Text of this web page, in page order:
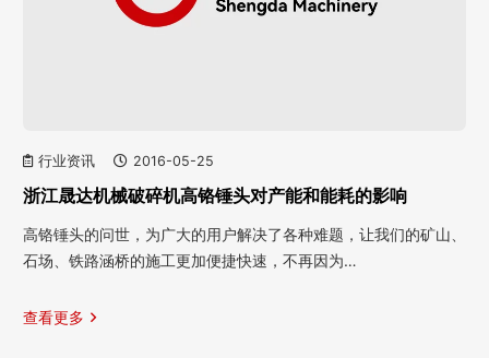
行业资讯 2016-05-25
浙江晟达机械破碎机高铬锤头对产能和能耗的影响
高铬锤头的问世，为广大的用户解决了各种难题，让我们的矿山、
石场、铁路涵桥的施工更加便捷快速，不再因为…
查看更多